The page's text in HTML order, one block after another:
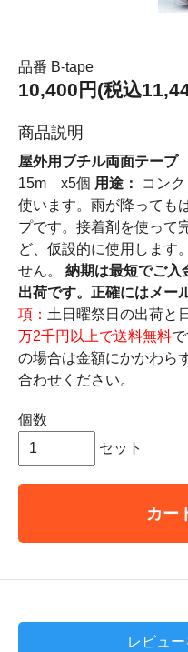
品番 B-tape
10,400円(税込
商品説明
屋外用ブチル両面テープ
15m x5個 用途：
コン
使います。雨が降っても
プです。接着剤を使って
ど、仮設的に使用します
せん。 納期は最短でご入
出荷です。正確にはメー
項： 土日曜祭日の出荷と
万2千円以上で送料無料
の場合は金額にかかわら
合わせください。
個数
セット
カー
レビュ